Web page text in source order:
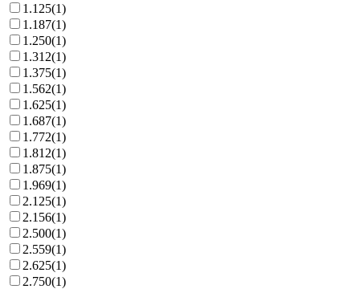
1.125(1)
1.187(1)
1.250(1)
1.312(1)
1.375(1)
1.562(1)
1.625(1)
1.687(1)
1.772(1)
1.812(1)
1.875(1)
1.969(1)
2.125(1)
2.156(1)
2.500(1)
2.559(1)
2.625(1)
2.750(1)